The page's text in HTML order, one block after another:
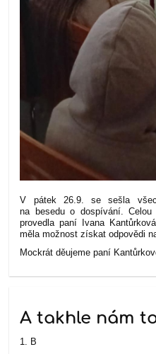
V pátek 26.9. se sešla
na besedu o dospívání. Celou
provedla paní Ivana
měla možnost získat odpovědi
Mockrát děujeme paní
A takhle nám
1. B